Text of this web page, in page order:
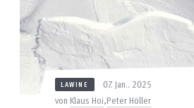
LAWINE
07. Jan.. 2025
von Klaus Hoi,Peter Höller